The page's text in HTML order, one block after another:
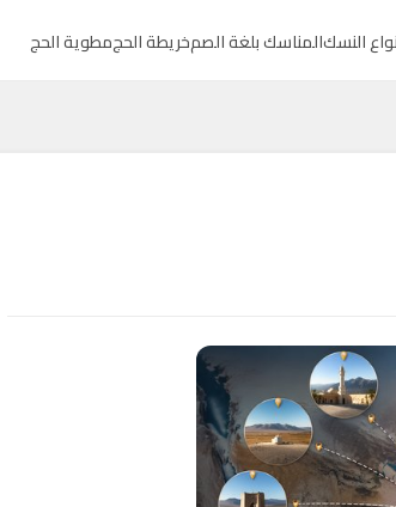
النسكالمناسك بلغة الصمخريطة الحجمطوية الحج